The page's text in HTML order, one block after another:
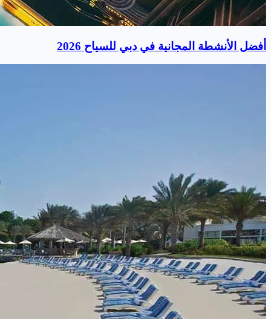
أفضل الأنشطة المجانية في دبي للسياح 2026